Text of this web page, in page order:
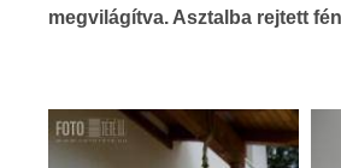
megvilágítva. Asztalba rejtett